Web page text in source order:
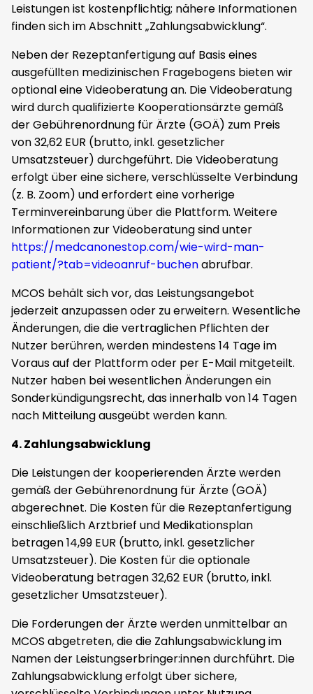
Leistungen ist kostenpflichtig; nähere Informationen
finden sich im Abschnitt „Zahlungsabwicklung“.
Neben der Rezeptanfertigung auf Basis eines
ausgefüllten medizinischen Fragebogens bieten wir
optional eine Videoberatung an. Die Videoberatung
wird durch qualifizierte Kooperationsärzte gemäß
der Gebührenordnung für Ärzte (GOÄ) zum Preis
von 32,62 EUR (brutto, inkl. gesetzlicher
Umsatzsteuer) durchgeführt. Die Videoberatung
erfolgt über eine sichere, verschlüsselte Verbindung
(z. B. Zoom) und erfordert eine vorherige
Terminvereinbarung über die Plattform. Weitere
Informationen zur Videoberatung sind unter
https://medcanonestop.com/wie-wird-man-
patient/?tab=videoanruf-buchenabrufbar.
MCOS behält sich vor, das Leistungsangebot
jederzeit anzupassen oder zu erweitern. Wesentliche
Änderungen, die die vertraglichen Pflichten der
Nutzer berühren, werden mindestens 14 Tage im
Voraus auf der Plattform oder per E-Mail mitgeteilt.
Nutzer haben bei wesentlichen Änderungen ein
Sonderkündigungsrecht, das innerhalb von 14 Tagen
nach Mitteilung ausgeübt werden kann.
4. Zahlungsabwicklung
Die Leistungen der kooperierenden Ärzte werden
gemäß der Gebührenordnung für Ärzte (GOÄ)
abgerechnet. Die Kosten für die Rezeptanfertigung
einschließlich Arztbrief und Medikationsplan
betragen 14,99 EUR (brutto, inkl. gesetzlicher
Umsatzsteuer). Die Kosten für die optionale
Videoberatung betragen 32,62 EUR (brutto, inkl.
gesetzlicher Umsatzsteuer).
Die Forderungen der Ärzte werden unmittelbar an
MCOS abgetreten, die die Zahlungsabwicklung im
Namen der Leistungserbringer:innen durchführt. Die
Zahlungsabwicklung erfolgt über sichere,